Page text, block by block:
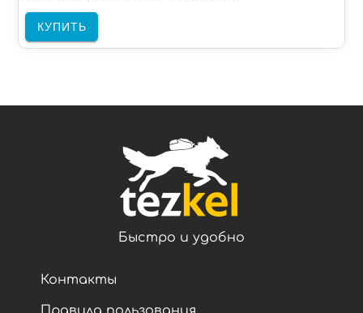
КУПИТЬ
Быстро и удобно
Контакты